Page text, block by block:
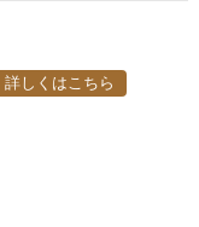
詳しくはこちら